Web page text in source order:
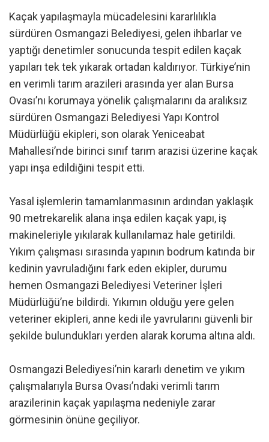
Kaçak yapılaşmayla mücadelesini kararlılıkla
sürdüren Osmangazi Belediyesi, gelen ihbarlar ve
yaptığı denetimler sonucunda tespit edilen kaçak
yapıları tek tek yıkarak ortadan kaldırıyor. Türkiye’nin
en verimli tarım arazileri arasında yer alan Bursa
Ovası’nı korumaya yönelik çalışmalarını da aralıksız
sürdüren Osmangazi Belediyesi Yapı Kontrol
Müdürlüğü ekipleri, son olarak Yeniceabat
Mahallesi’nde birinci sınıf tarım arazisi üzerine kaçak
yapı inşa edildiğini tespit etti.
Yasal işlemlerin tamamlanmasının ardından yaklaşık
90 metrekarelik alana inşa edilen kaçak yapı, iş
makineleriyle yıkılarak kullanılamaz hale getirildi.
Yıkım çalışması sırasında yapının bodrum katında bir
kedinin yavruladığını fark eden ekipler, durumu
hemen Osmangazi Belediyesi Veteriner İşleri
Müdürlüğü’ne bildirdi. Yıkımın olduğu yere gelen
veteriner ekipleri, anne kedi ile yavrularını güvenli bir
şekilde bulundukları yerden alarak koruma altına aldı.
Osmangazi Belediyesi’nin kararlı denetim ve yıkım
çalışmalarıyla Bursa Ovası’ndaki verimli tarım
arazilerinin kaçak yapılaşma nedeniyle zarar
görmesinin önüne geçiliyor.